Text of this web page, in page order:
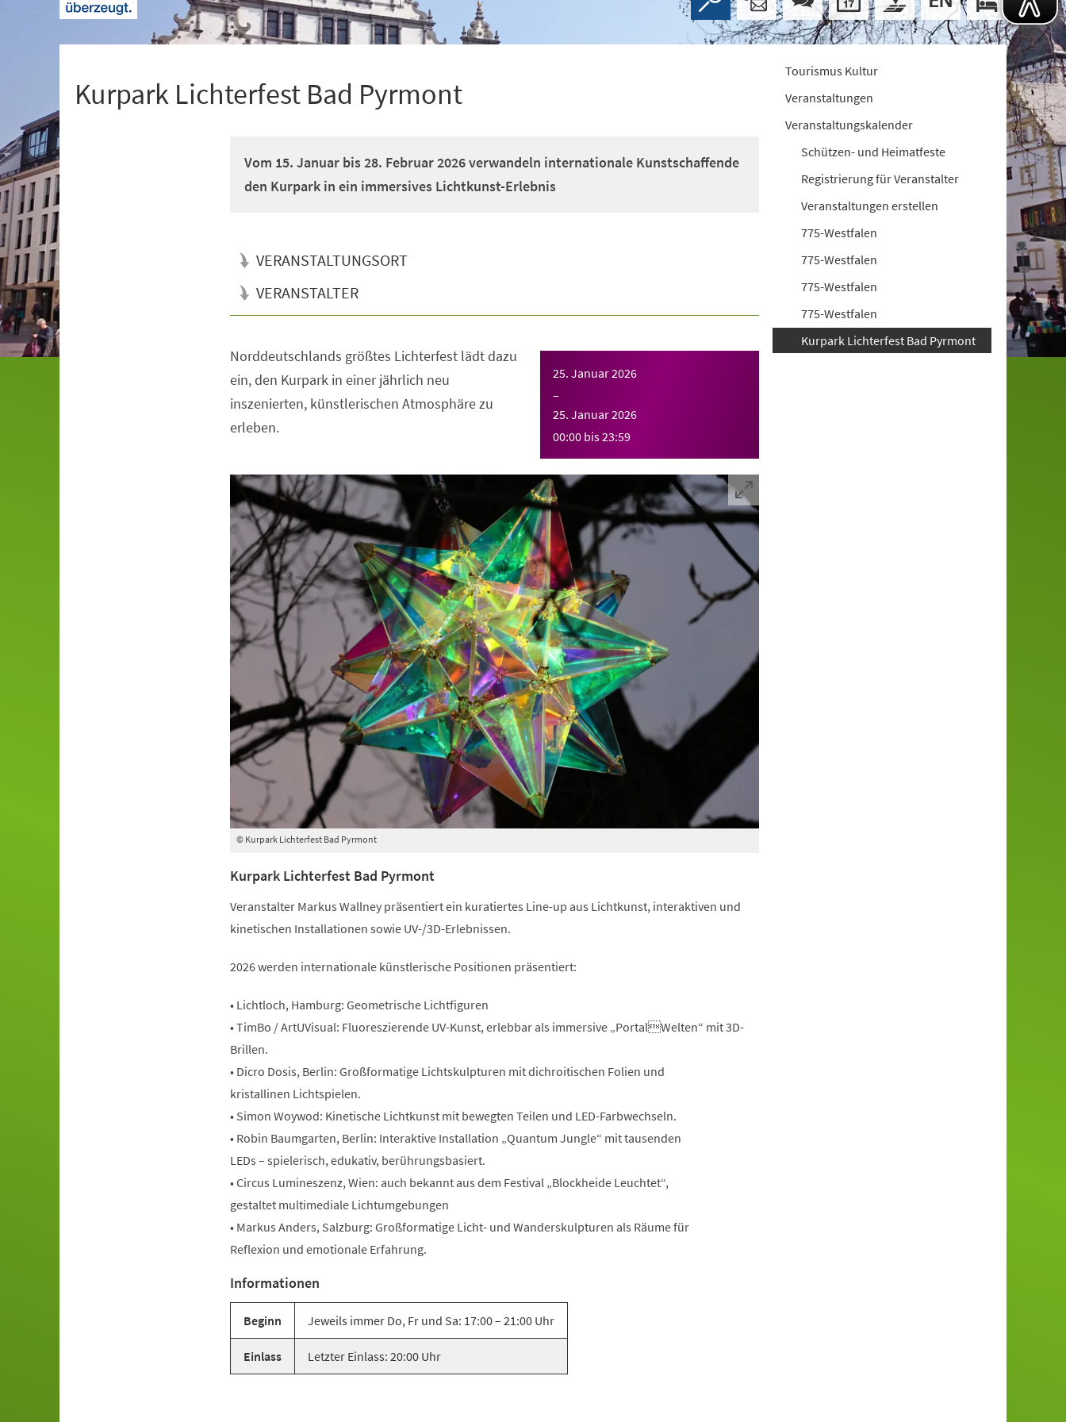
Kurpark Lichterfest Bad Pyrmont
Vom 15. Januar bis 28. Februar 2026 verwandeln internationale Kunstschaffende
den Kurpark in ein immersives Lichtkunst-Erlebnis
VERANSTALTUNGSORT
VERANSTALTER
25. Januar 2026
–
25. Januar 2026
00:00 bis23:59
Norddeutschlands größtes Lichterfest lädt dazu
ein, den Kurpark in einer jährlich neu
inszenierten, künstlerischen Atmosphäre zu
erleben.
© Kurpark Lichterfest Bad Pyrmont
Kurpark Lichterfest Bad Pyrmont
Veranstalter Markus Wallney präsentiert ein kuratiertes Line-up aus Lichtkunst, interaktiven und
kinetischen Installationen sowie UV-/3D-Erlebnissen.
2026 werden internationale künstlerische Positionen präsentiert:
• Lichtloch, Hamburg: Geometrische Lichtfiguren
• TimBo / ArtUVisual: Fluoreszierende UV-Kunst, erlebbar als immersive „PortalWelten“ mit 3D-
Brillen.
• Dicro Dosis, Berlin: Großformatige Lichtskulpturen mit dichroitischen Folien und
kristallinen Lichtspielen.
• Simon Woywod: Kinetische Lichtkunst mit bewegten Teilen und LED-Farbwechseln.
• Robin Baumgarten, Berlin: Interaktive Installation „Quantum Jungle“ mit tausenden
LEDs – spielerisch, edukativ, berührungsbasiert.
• Circus Lumineszenz, Wien: auch bekannt aus dem Festival „Blockheide Leuchtet“,
gestaltet multimediale Lichtumgebungen
• Markus Anders, Salzburg: Großformatige Licht- und Wanderskulpturen als Räume für
Reflexion und emotionale Erfahrung.
Informationen
Beginn Jeweils immer Do, Fr und Sa: 17:00 – 21:00 Uhr
Einlass Letzter Einlass: 20:00 Uhr
Tourismus Kultur
Veranstaltungen
Veranstaltungskalender
Schützen- und Heimatfeste
Registrierung für Veranstalter
Veranstaltungen erstellen
775-Westfalen
775-Westfalen
775-Westfalen
775-Westfalen
Kurpark Lichterfest Bad Pyrmont